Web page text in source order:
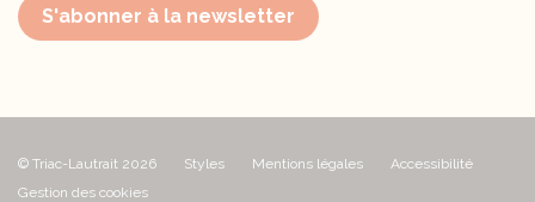
S'abonner à la newsletter
© Triac-Lautrait 2026 Styles Mentions légales
Accessibilité
Gestion des cookies